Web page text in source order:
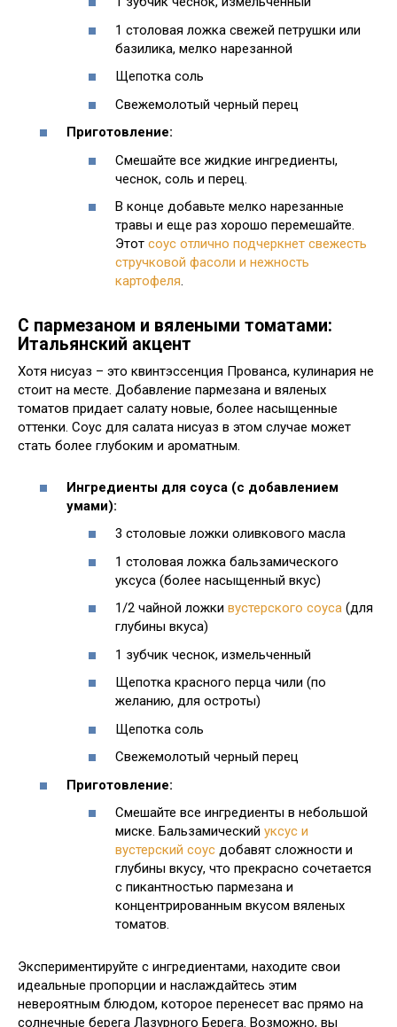
1 столовая ложка свежей петрушки или
базилика, мелко нарезанной
Щепотка соль
Свежемолотый черный перец
Приготовление:
Смешайте все жидкие ингредиенты,
чеснок, соль и перец.
В конце добавьте мелко нарезанные
травы и еще раз хорошо перемешайте.
Этот соус отлично подчеркнет свежесть
стручковой фасоли и нежность
картофеля.
С пармезаном и вялеными томатами:
Итальянский акцент
Хотя нисуаз – это квинтэссенция Прованса, кулинария не
стоит на месте. Добавление пармезана и вяленых
томатов придает салату новые, более насыщенные
оттенки. Соус для салата нисуаз в этом случае может
стать более глубоким и ароматным.
Ингредиенты для соуса (с добавлением
умами):
3 столовые ложки оливкового масла
1 столовая ложка бальзамического
уксуса (более насыщенный вкус)
1/2 чайной ложки вустерского соуса (для
глубины вкуса)
1 зубчик чеснок, измельченный
Щепотка красного перца чили (по
желанию, для остроты)
Щепотка соль
Свежемолотый черный перец
Приготовление:
Смешайте все ингредиенты в небольшой
миске. Бальзамический уксус и
вустерский соус добавят сложности и
глубины вкусу, что прекрасно сочетается
с пикантностью пармезана и
концентрированным вкусом вяленых
томатов.
Экспериментируйте с ингредиентами, находите свои
идеальные пропорции и наслаждайтесь этим
невероятным блюдом, которое перенесет вас прямо на
солнечные берега Лазурного Берега. Возможно, вы